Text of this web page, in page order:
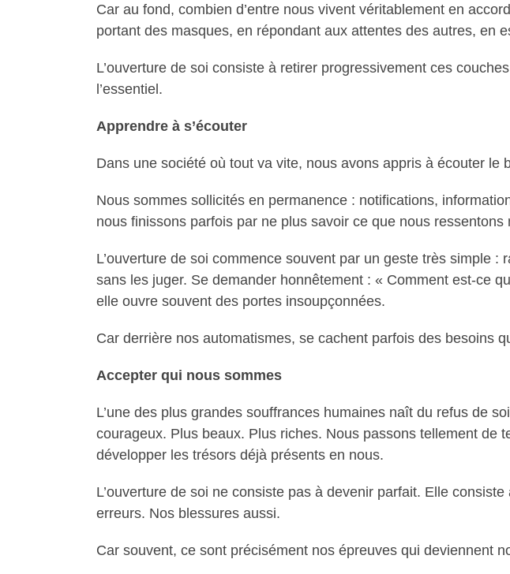
Car au fond, combien d’entre nous vivent véritablement en
portant des masques, en répondant aux attentes des autres, en
L’ouverture de soi consiste à retirer progressivement ces
l’essentiel.
Apprendre à s’écouter
Dans une société où tout va vite, nous avons appris à écouter le
Nous sommes sollicités en permanence : notifications,
nous finissons parfois par ne plus savoir ce que nous ressentons
L’ouverture de soi commence souvent par un geste très simple
sans les juger. Se demander honnêtement : « Comment est-ce
elle ouvre souvent des portes insoupçonnées.
Car derrière nos automatismes, se cachent parfois des besoins
Accepter qui nous sommes
L’une des plus grandes souffrances humaines naît du refus de
courageux. Plus beaux. Plus riches. Nous passons tellement de
développer les trésors déjà présents en nous.
L’ouverture de soi ne consiste pas à devenir parfait. Elle
erreurs. Nos blessures aussi.
Car souvent, ce sont précisément nos épreuves qui deviennent